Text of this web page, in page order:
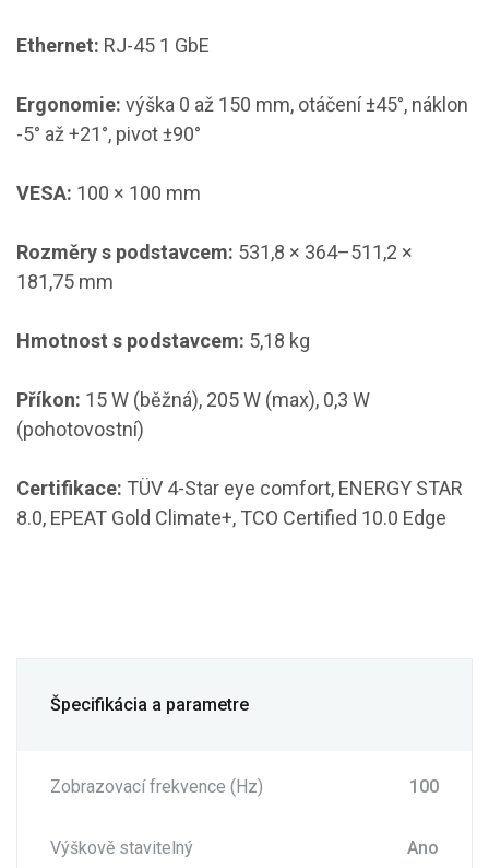
Ethernet: RJ-45 1 GbE
Ergonomie: výška 0 až 150 mm, otáčení ±45°, náklon
-5° až +21°, pivot ±90°
VESA: 100 × 100 mm
Rozměry s podstavcem: 531,8 × 364–511,2 ×
181,75 mm
Hmotnost s podstavcem: 5,18 kg
Příkon: 15 W (běžná), 205 W (max), 0,3 W
(pohotovostní)
Certifikace: TÜV 4-Star eye comfort, ENERGY STAR
8.0, EPEAT Gold Climate+, TCO Certified 10.0 Edge
Špecifikácia a parametre
Zobrazovací frekvence (Hz) 100
Výškově stavitelný Ano